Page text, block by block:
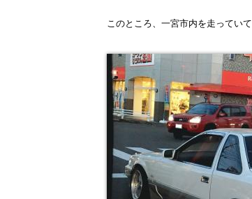
このところ、一宮市内を走ってい